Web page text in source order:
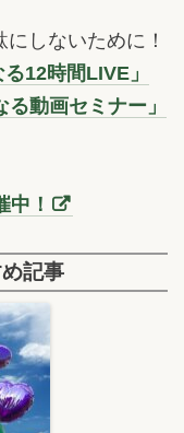
しないために！
12時間LIVE」
動画セミナー」
中！
記事